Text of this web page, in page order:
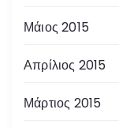
Μάιος 2015
Απρίλιος 2015
Μάρτιος 2015